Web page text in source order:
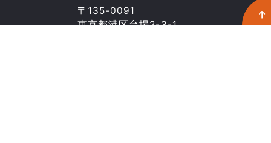
〒135-0091
東京都港区台場2-3-1